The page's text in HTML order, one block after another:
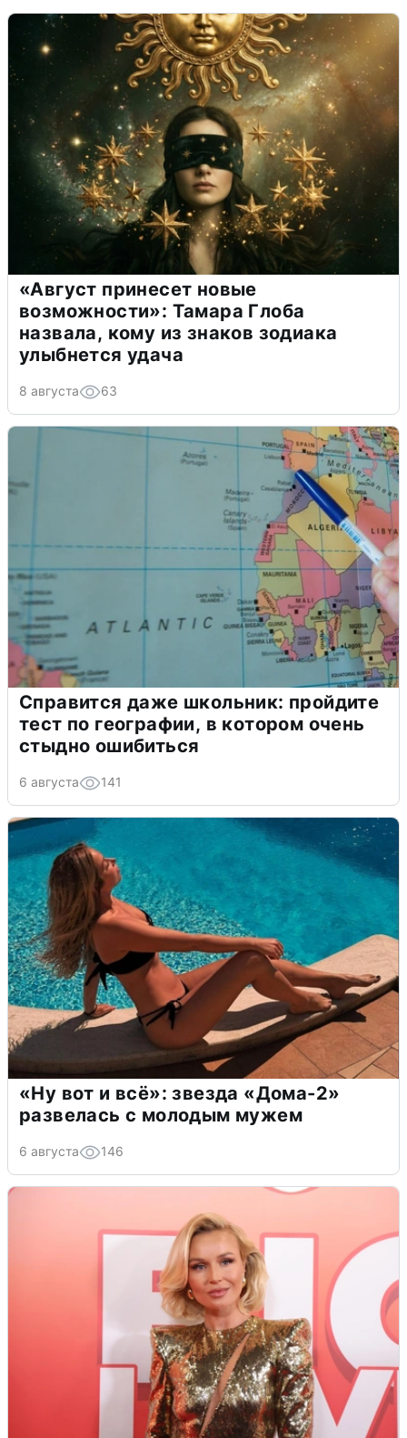
«Август принесет новые
возможности»: Тамара Глоба
назвала, кому из знаков зодиака
улыбнется удача
8 августа 63
Справится даже школьник: пройдите
тест по географии, в котором очень
стыдно ошибиться
6 августа 141
«Ну вот и всё»: звезда «Дома-2»
развелась с молодым мужем
6 августа 146